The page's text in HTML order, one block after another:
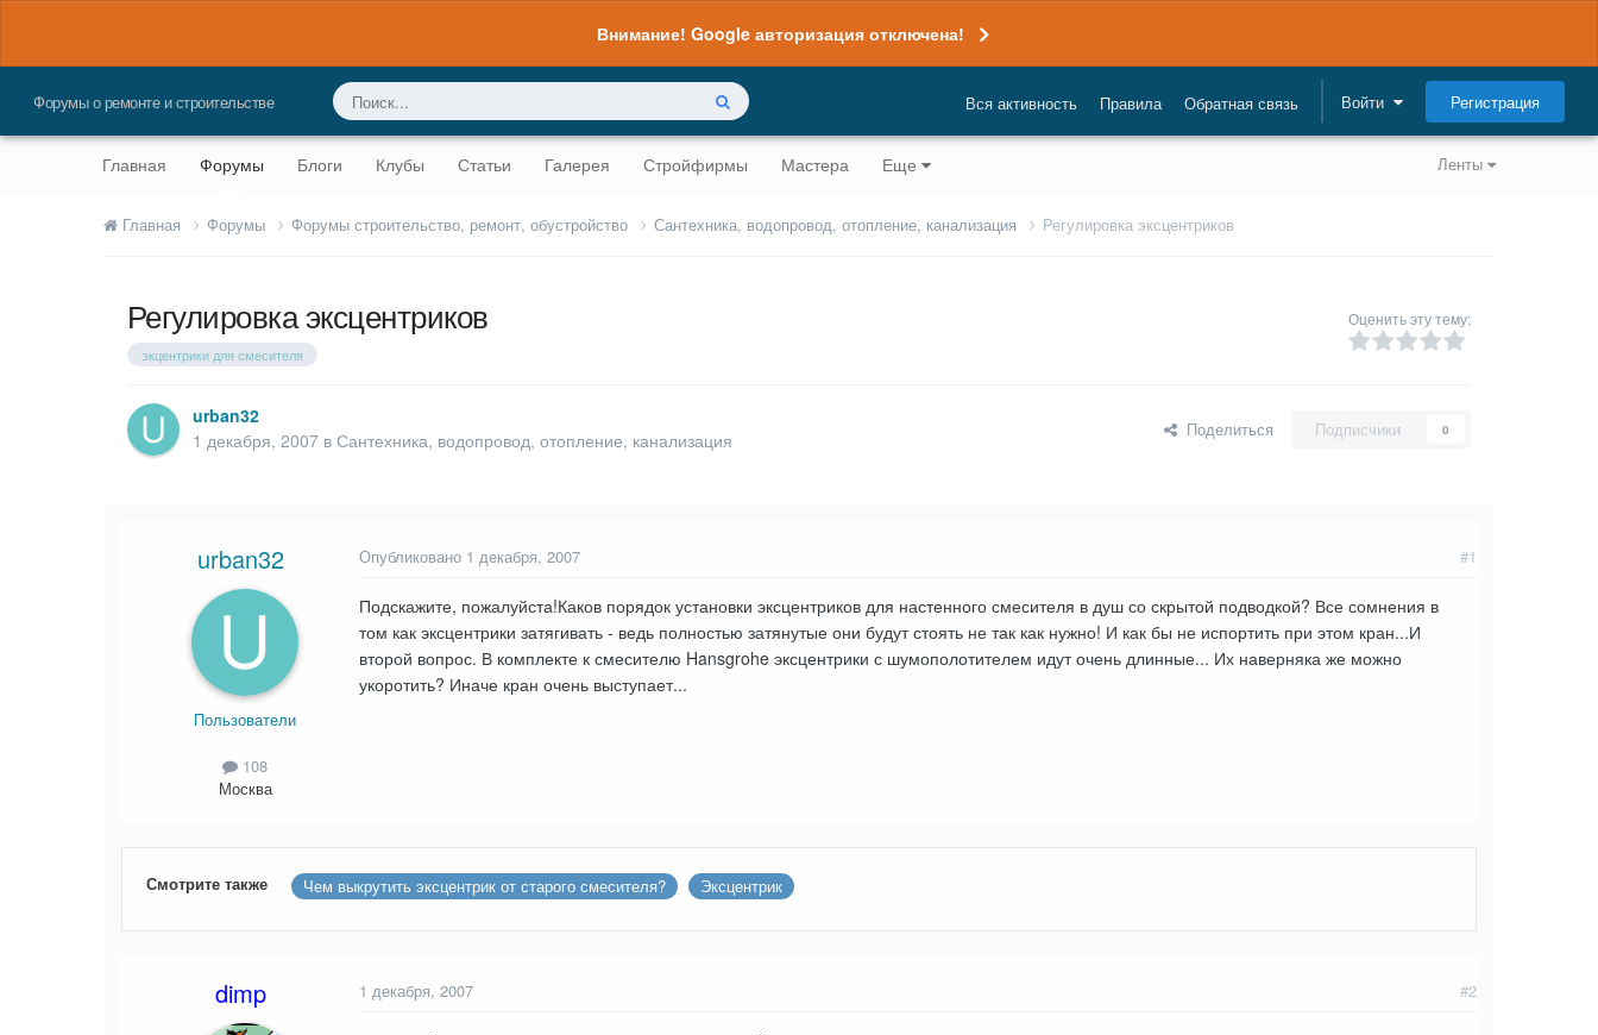
Внимание! Google авторизация отключена!
Форумы о ремонте и строительстве Вся активность Правила Обратная связь Войти Регистрация
Ленты
Главная Форумы Блоги Клубы Статьи Галерея Стройфирмы Мастера Еще
Главная Форумы Форумы строительство, ремонт, обустройство Сантехника, водопровод, отопление, канализация Регулировка эксцентриков
Регулировка эксцентриков
экцентрики для смесителя
Оценить эту тему:
urban32
1 декабря, 2007 в Сантехника, водопровод, отопление, канализация Поделиться Подписчики 0
urban32
Пользователи
108
Москва
#1
Опубликовано 1 декабря, 2007
Подскажите, пожалуйста!Каков порядок установки эксцентриков для настенного смесителя в душ со скрытой подводкой? Все сомнения в
том как эксцентрики затягивать - ведь полностью затянутые они будут стоять не так как нужно! И как бы не испортить при этом кран...И
второй вопрос. В комплекте к смесителю Hansgrohe эксцентрики с шумополотителем идут очень длинные... Их наверняка же можно
укоротить? Иначе кран очень выступает...
Смотрите также Чем выкрутить эксцентрик от старого смесителя? Эксцентрик
dimp #2
1 декабря, 2007